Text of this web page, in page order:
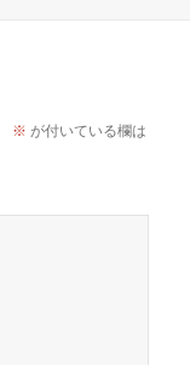
※ が付いている欄は